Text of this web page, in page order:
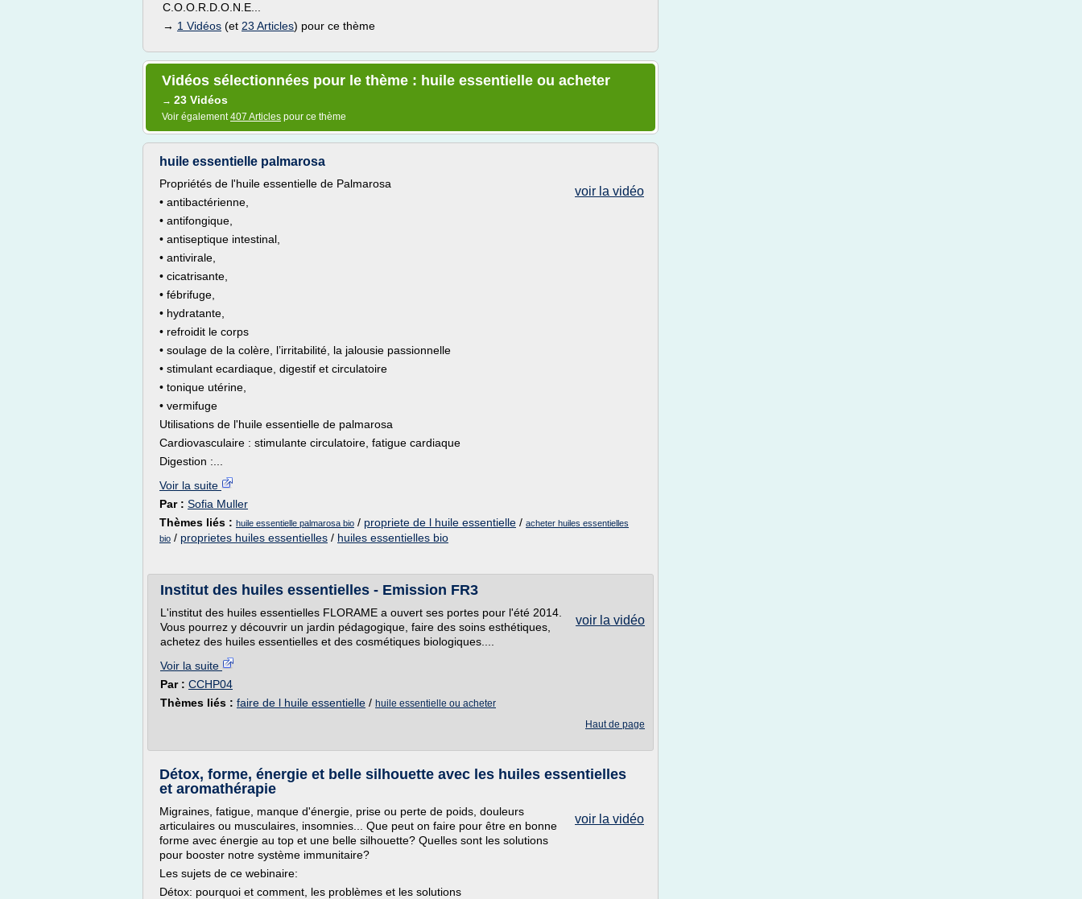
C.O.O.R.D.O.N.E...
→ 1 Vidéos (et 23 Articles) pour ce thème
Vidéos sélectionnées pour le thème : huile essentielle ou acheter
→ 23 Vidéos
Voir également407 Articles pour ce thème
huile essentielle palmarosa
voir la vidéo
Propriétés de l'huile essentielle de Palmarosa
• antibactérienne,
• antifongique,
• antiseptique intestinal,
• antivirale,
• cicatrisante,
• fébrifuge,
• hydratante,
• refroidit le corps
• soulage de la colère, l’irritabilité, la jalousie passionnelle
• stimulant ecardiaque, digestif et circulatoire
• tonique utérine,
• vermifuge
Utilisations de l'huile essentielle de palmarosa
Cardiovasculaire : stimulante circulatoire, fatigue cardiaque
Digestion :...
Voir la suite
Par : Sofia Muller
Thèmes liés : huile essentielle palmarosa bio / propriete de l huile essentielle / acheter huiles essentielles
bio / proprietes huiles essentielles / huiles essentielles bio
Institut des huiles essentielles - Emission FR3
voir la vidéo
L'institut des huiles essentielles FLORAME a ouvert ses portes pour l'été 2014.
Vous pourrez y découvrir un jardin pédagogique, faire des soins esthétiques,
achetez des huiles essentielles et des cosmétiques biologiques....
Voir la suite
Par : CCHP04
Thèmes liés : faire de l huile essentielle / huile essentielle ou acheter
Haut de page
Détox, forme, énergie et belle silhouette avec les huiles essentielles
et aromathérapie
voir la vidéo
Migraines, fatigue, manque d'énergie, prise ou perte de poids, douleurs
articulaires ou musculaires, insomnies... Que peut on faire pour être en bonne
forme avec énergie au top et une belle silhouette? Quelles sont les solutions
pour booster notre système immunitaire?
Les sujets de ce webinaire:
Détox: pourquoi et comment, les problèmes et les solutions